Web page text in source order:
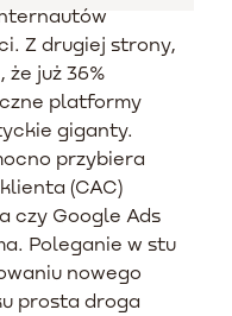
Z drugiej strony,
już 36%
platformy
giganty.
przybiera
(CAC)
czy Google Ads
Poleganie w stu
nowego
prosta droga